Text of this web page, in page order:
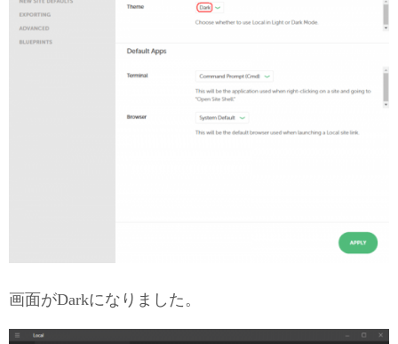
画面がDarkになりました。